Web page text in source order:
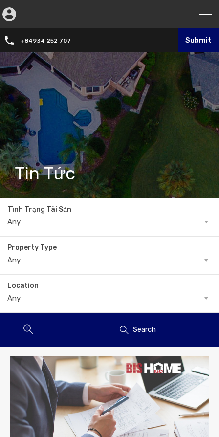
+84934 252 707 Submit
Tin Tức
Tình Trạng Tài Sản
Any
Property Type
Any
Location
Any
Search